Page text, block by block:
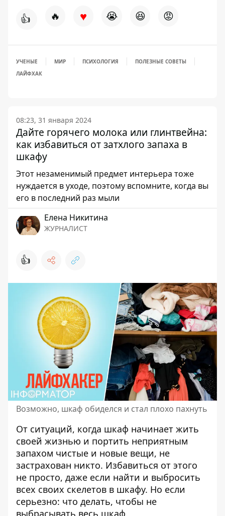
👍 🔥 ♥ 😭 😆 😡
УЧЕНЫЕ МИР ПСИХОЛОГИЯ
ПОЛЕЗНЫЕ СОВЕТЫ
ЛАЙФХАК
08:23, 31 января 2024
Дайте горячего молока или глинтвейна:
как избавиться от затхлого запаха в
шкафу
Этот незаменимый предмет интерьера тоже
нуждается в уходе, поэтому вспомните, когда вы
его в последний раз мыли
Елена Никитина
ЖУРНАЛИСТ
👍
Возможно, шкаф обиделся и стал плохо пахнуть
От ситуаций, когда шкаф начинает жить
своей жизнью и портить неприятным
запахом чистые и новые вещи, не
застрахован никто. Избавиться от этого
не просто, даже если найти и выбросить
всех своих скелетов в шкафу. Но если
серьезно: что делать, чтобы не